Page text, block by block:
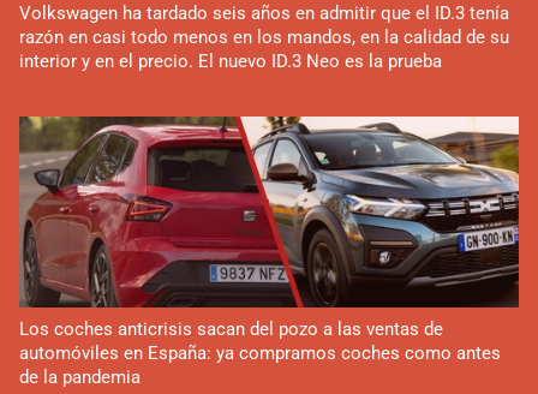
Volkswagen ha tardado seis años en admitir que el ID.3 tenía
razón en casi todo menos en los mandos, en la calidad de su
interior y en el precio. El nuevo ID.3 Neo es la prueba
Los coches anticrisis sacan del pozo a las ventas de
automóviles en España: ya compramos coches como antes
de la pandemia